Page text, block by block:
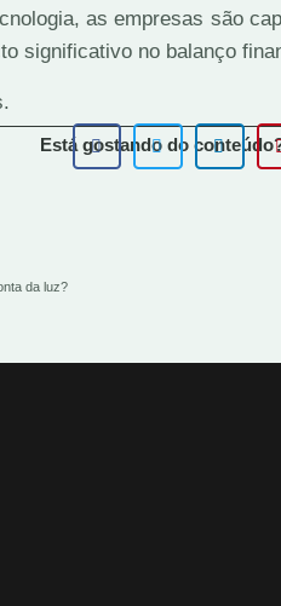
as empresas são
significativo no balanço
Está gostando do
da luz?